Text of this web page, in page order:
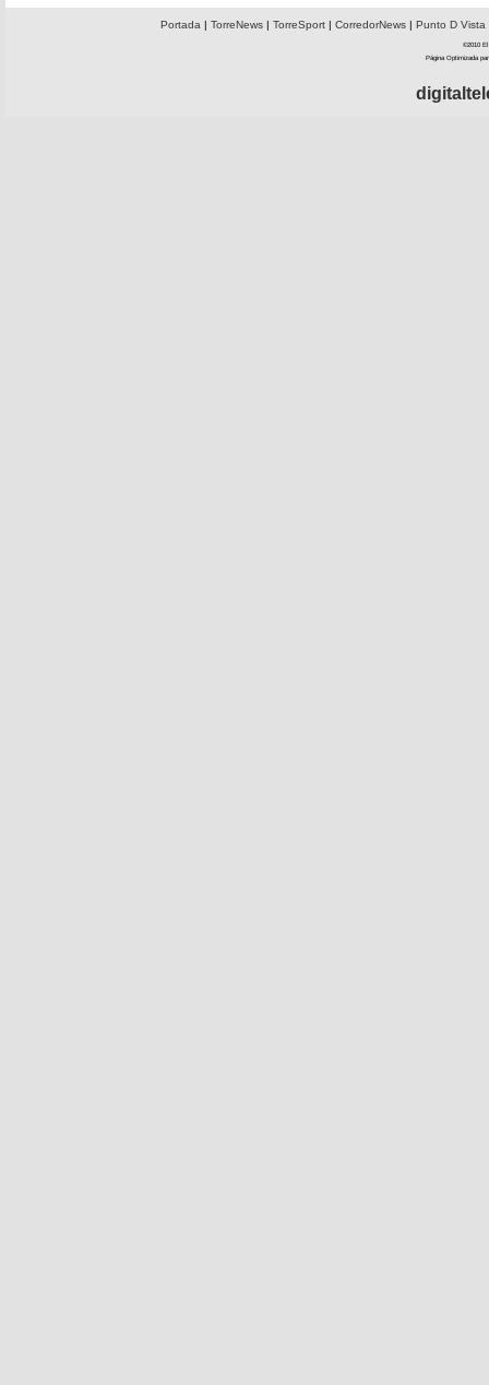
Portada| TorreNews| TorreSport| CorredorNews| Punto D Vista
©2010 El
Página Optimizada